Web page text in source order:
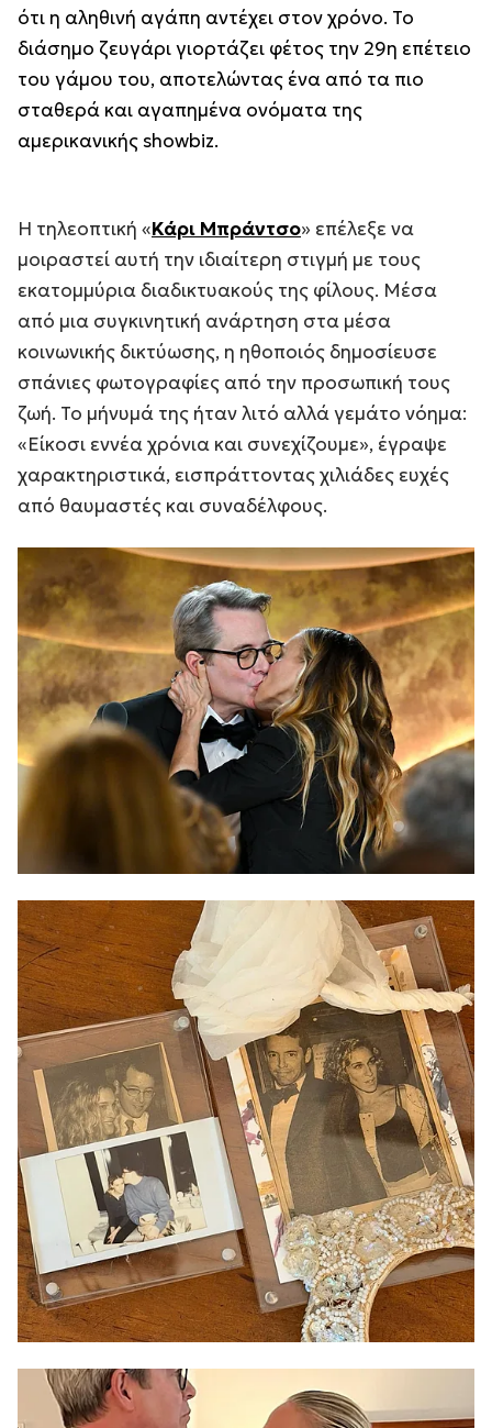
ότι η αληθινή αγάπη αντέχει στον χρόνο. Το
διάσημο ζευγάρι γιορτάζει φέτος την 29η επέτειο
του γάμου του, αποτελώντας ένα από τα πιο
σταθερά και αγαπημένα ονόματα της
αμερικανικής showbiz.
Η τηλεοπτική «Κάρι Μπράντσο» επέλεξε να
μοιραστεί αυτή την ιδιαίτερη στιγμή με τους
εκατομμύρια διαδικτυακούς της φίλους. Μέσα
από μια συγκινητική ανάρτηση στα μέσα
κοινωνικής δικτύωσης, η ηθοποιός δημοσίευσε
σπάνιες φωτογραφίες από την προσωπική τους
ζωή. Το μήνυμά της ήταν λιτό αλλά γεμάτο νόημα:
«Είκοσι εννέα χρόνια και συνεχίζουμε», έγραψε
χαρακτηριστικά, εισπράττοντας χιλιάδες ευχές
από θαυμαστές και συναδέλφους.